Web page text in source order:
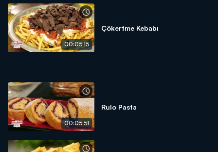
00:05:15
Çökertme Kebabı
00:05:51
Rulo Pasta